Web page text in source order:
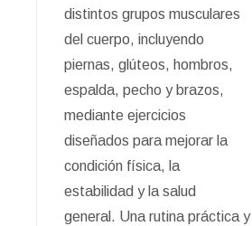
distintos grupos musculares
del cuerpo, incluyendo
piernas, glúteos, hombros,
espalda, pecho y brazos,
mediante ejercicios
diseñados para mejorar la
condición física, la
estabilidad y la salud
general. Una rutina práctica y